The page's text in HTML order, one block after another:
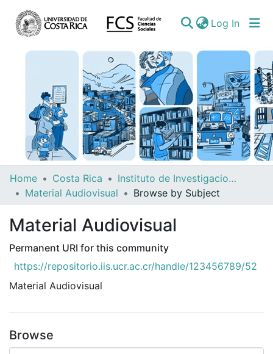
Log In
Communities
All of DSpace
Home Costa Rica
Instituto de Investigaciones Sociales (IIS)
Material Audiovisual
Browse by Subject
Material Audiovisual
Permanent URI for this community
https://repositorio.iis.ucr.ac.cr/handle/123456789/52
Material Audiovisual
Browse